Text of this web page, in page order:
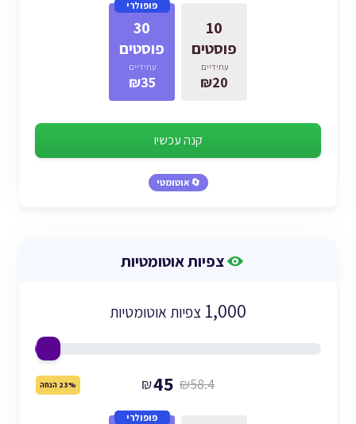
10
פוסטים
עתידיים
₪20
30
פוסטים
עתידיים
₪35
פופולרי
קנה עכשיו
🔄 אוטומטי
צפיות אוטומטיות
1,000 צפיות אוטומטיות
₪45 ₪58.4 23% הנחה
פופולרי